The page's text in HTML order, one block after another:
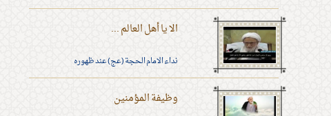
الا يا أهل العالم ...
نداء الامام الحجة (عج) عند ظهوره
وظيفة المؤمنين